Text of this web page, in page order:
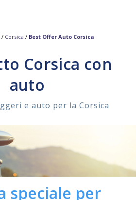
/ Corsica / Best Offer Auto Corsica
Corsica con
auto
e auto per la Corsica
speciale per